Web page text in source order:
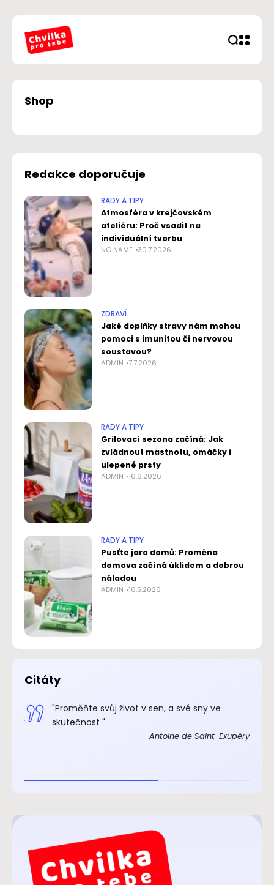
Shop
Redakce doporučuje
RADY A TIPY
Atmosféra v krejčovském
ateliéru: Proč vsadit na
individuální tvorbu
NO NAME 30.7.2026
ZDRAVÍ
Jaké doplňky stravy nám mohou
pomoci s imunitou či nervovou
soustavou?
ADMIN 7.7.2026
RADY A TIPY
Grilovací sezona začíná: Jak
zvládnout mastnotu, omáčky i
ulepené prsty
ADMIN 16.6.2026
RADY A TIPY
Pusťte jaro domů: Proměna
domova začíná úklidem a dobrou
náladou
ADMIN 16.5.2026
Citáty
"Proměňte svůj život v sen, a své sny ve
skutečnost "
Antoine de Saint-Exupéry